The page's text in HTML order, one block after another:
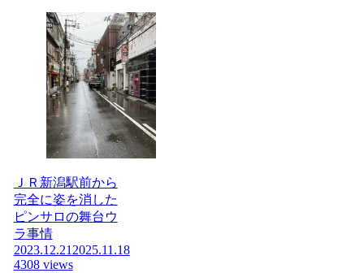
ＪＲ新潟駅前から
完全に姿を消した
ピンサロの舞台ウ
ラ事情
2023.12.21 2025.11.18
4308 views